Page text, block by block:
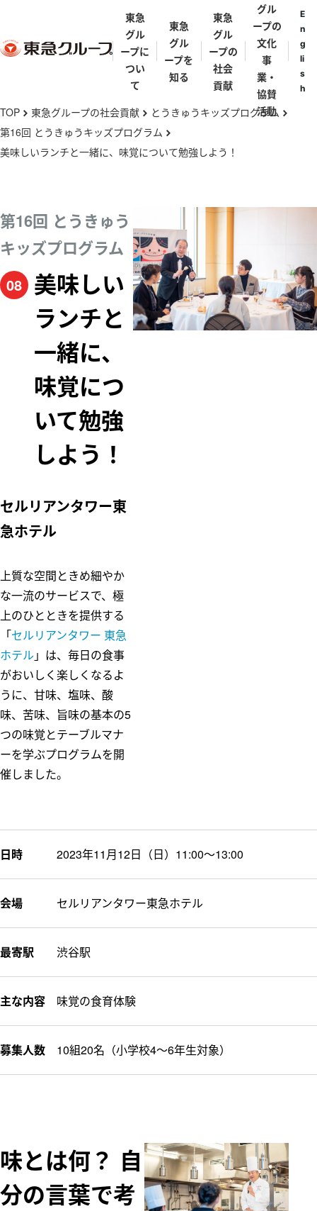
メ
イ
ン
テ
ン
ツ
に
移
東急
グル
ープに
つい
て
東急グルー
東急グルー
東急グルー
プの事業
東急グルー
プ会社・団
体一覧
東急グルー
東急
グル
ープを
知る
東急グルー
渋沢栄一・矢
野恒太・小林
五島慶太
街と東急グ
田園調布
渋谷
伊豆
東急
グル
ープの
社会
貢献
五島育英会
亜細亜学園
五島美術館
東急財団
東急病院
とうきゅうキ
ッズプログラ
東急ミュージ
カルプログラ
環境・社会貢
献賞
グル
ープの
文化
事
業・
協賛
活動
E
n
g
li
s
h
TOP chevron_right 東急グループの社会貢献 chevron_right とうきゅうキッズプログラム chevron_right
第16回 とうきゅうキッズプログラム chevron_right
美味しいランチと一緒に、味覚について勉強しよう！
第16回 とうきゅう
キッズプログラム
08
美味しい
ランチと
一緒に、
味覚につ
いて勉強
しよう！
セルリアンタワー東
急ホテル
上質な空間ときめ細やか
な一流のサービスで、極
上のひとときを提供する
「セルリアンタワー 東急
ホテル 」は、毎日の食事
がおいしく楽しくなるよ
うに、甘味、塩味、酸
味、苦味、旨味の基本の5
つの味覚とテーブルマナ
ーを学ぶプログラムを開
催しました。
日時 2023年11月12日（日）11:00～13:00
会場 セルリアンタワー東急ホテル
最寄駅 渋谷駅
主な内容 味覚の食育体験
募集人数 10組20名（小学校4～6年生対象）
味とは何？ 自
分の言葉で考